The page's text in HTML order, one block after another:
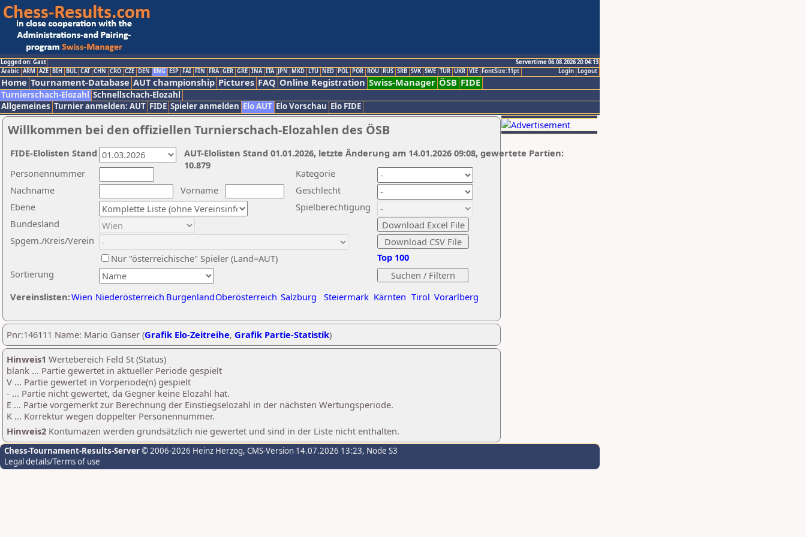
Logged on: Gast
Servertime 06.08.2026 20:04:13
Logout
Login
Arabic ARM AZE BIH BUL CAT CHN CRO CZE DEN ENG ESP FAI FIN FRA GER GRE INA ITA JPN MKD LTU NED POL POR ROU RUS SRB SVK SWE TUR UKR VIE FontSize:11pt
Home Tournament-Database AUT championship Pictures FAQ Online Registration Swiss-Manager ÖSB FIDE
Turnierschach-Elozahl Schnellschach-Elozahl
Allgemeines Turnier anmelden: AUT FIDE Spieler anmelden Elo AUT Elo Vorschau Elo FIDE
Willkommen bei den offiziellen Turnierschach-Elozahlen des ÖSB
Nachname
Vorname
Ebene
Kategorie
Sortierung
Personennummer
Bundesland
Spgem./Kreis/Verein
Geschlecht
Nur "österreichische" Spieler (Land=AUT)
Spielberechtigung
Vereinslisten:Wien Niederösterreich BurgenlandOberösterreich Salzburg Steiermark Kärnten Tirol Vorarlberg
Top 100
AUT-Elolisten Stand 01.01.2026, letzte Änderung am 14.01.2026 09:08, gewertete Partien:
10.879
FIDE-Elolisten Stand
Pnr:146111 Name: Mario Ganser (Grafik Elo-Zeitreihe, Grafik Partie-Statistik)
Hinweis1 Wertebereich Feld St (Status)
blank ... Partie gewertet in aktueller Periode gespielt
V ... Partie gewertet in Vorperiode(n) gespielt
- ... Partie nicht gewertet, da Gegner keine Elozahl hat.
E ... Partie vorgemerkt zur Berechnung der Einstiegselozahl in der nächsten Wertungsperiode.
K ... Korrektur wegen doppelter Personennummer.
Hinweis2 Kontumazen werden grundsätzlich nie gewertet und sind in der Liste nicht enthalten.
Chess-Tournament-Results-Server© 2006-2026 Heinz Herzog, CMS-Version 14.07.2026 13:23, Node S3
Legal details/Terms of use